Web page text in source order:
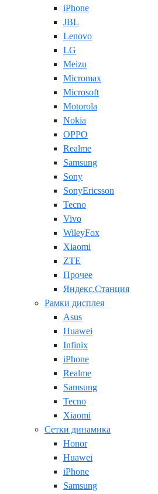
iPhone
JBL
Lenovo
LG
Meizu
Micromax
Microsoft
Motorola
Nokia
OPPO
Realme
Samsung
Sony
SonyEricsson
Tecno
Vivo
WileyFox
Xiaomi
ZTE
Прочее
Яндекс.Станция
Рамки дисплея
Asus
Huawei
Infinix
iPhone
Realme
Samsung
Tecno
Xiaomi
Сетки динамика
Honor
Huawei
iPhone
Samsung